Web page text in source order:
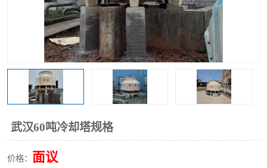
武汉60吨冷却塔规格
价格： 面议